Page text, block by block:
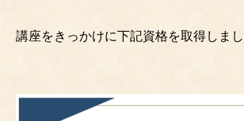
講座をきっかけに下記資格を取得しま